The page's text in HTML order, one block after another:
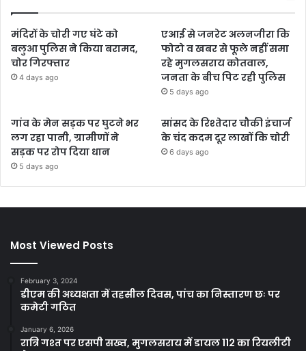
मंदिरों के चोरी गए घंटे को
बलुआ पुलिस ने किया बरामद,
चोर गिरफ्तार
4 days ago
एआई से जनरेट अलनजीरा कि
फोटो व खबर से फूले नहीं समा
रहे मुगलसराय कोतवाल,
जनता के बीच पिट रही पुलिस
5 days ago
गांव के मेन सड़क पर घुटने भर
लग रहा पानी, ग्रामीणों ने
सड़क पर रोप दिया धान
5 days ago
सांसद के रिश्तेदार चौकी इंचार्ज
के चंद कदम दूर लाखों कि चोरी
6 days ago
Most Viewed Posts
February 3, 2024
डीएम की अध्यक्षता में तहसील दिवस, पांच का निस्तारण छः पर
कमेटी गठित
January 6, 2026
रात्रि गश्त पर एसपी सख्त, मुगलसराय में डायल 112 का रियलीटी